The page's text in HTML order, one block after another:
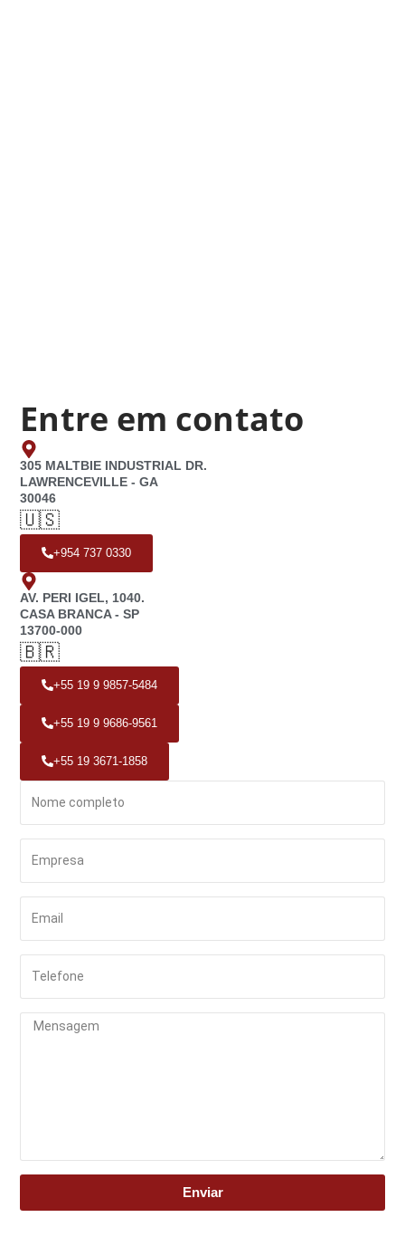
Entre em contato
305 MALTBIE INDUSTRIAL DR.
LAWRENCEVILLE - GA
30046
🇺🇸
+954 737 0330
AV. PERI IGEL, 1040.
CASA BRANCA - SP
13700-000
🇧🇷
+55 19 9 9857-5484
+55 19 9 9686-9561
+55 19 3671-1858
Enviar